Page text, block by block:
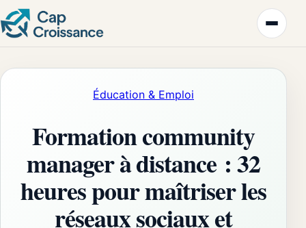
Éducation & Emploi
Formation community
manager à distance : 32
heures pour maîtriser les
réseaux sociaux et